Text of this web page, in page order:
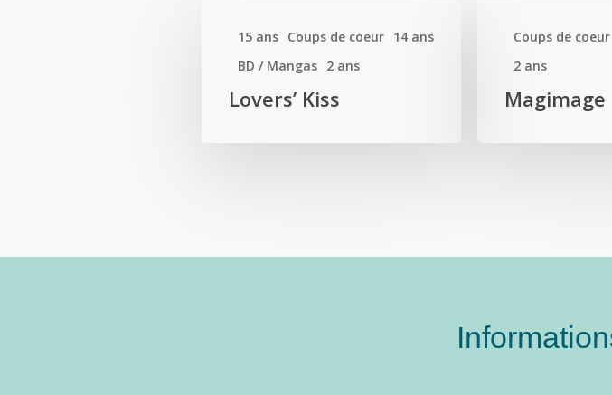
15 ans Coups de coeur 14 ans
BD / Mangas 2 ans
Lovers’ Kiss
Coups de coeur
2 ans
Magimage